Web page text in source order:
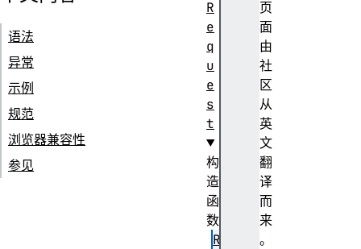
页
面
由
社
区
从
英
文
翻
译
而
来
。
语法
异常
示例
规范
浏览器兼容性
参见
R
e
q
u
e
s
t
构
造
函
数
R